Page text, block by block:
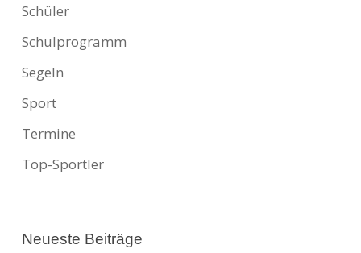
Schüler
Schulprogramm
Segeln
Sport
Termine
Top-Sportler
Neueste Beiträge